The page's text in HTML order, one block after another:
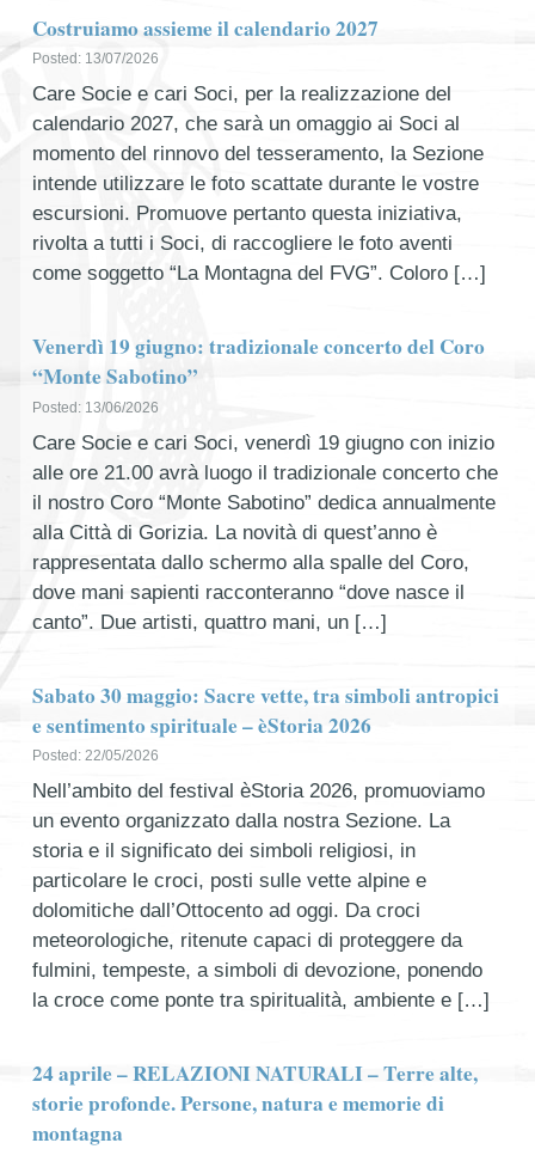
Costruiamo assieme il calendario 2027
Posted: 13/07/2026
Care Socie e cari Soci, per la realizzazione del
calendario 2027, che sarà un omaggio ai Soci al
momento del rinnovo del tesseramento, la Sezione
intende utilizzare le foto scattate durante le vostre
escursioni. Promuove pertanto questa iniziativa,
rivolta a tutti i Soci, di raccogliere le foto aventi
come soggetto “La Montagna del FVG”. Coloro […]
Venerdì 19 giugno: tradizionale concerto del Coro
“Monte Sabotino”
Posted: 13/06/2026
Care Socie e cari Soci, venerdì 19 giugno con inizio
alle ore 21.00 avrà luogo il tradizionale concerto che
il nostro Coro “Monte Sabotino” dedica annualmente
alla Città di Gorizia. La novità di quest’anno è
rappresentata dallo schermo alla spalle del Coro,
dove mani sapienti racconteranno “dove nasce il
canto”. Due artisti, quattro mani, un […]
Sabato 30 maggio: Sacre vette, tra simboli antropici
e sentimento spirituale – èStoria 2026
Posted: 22/05/2026
Nell’ambito del festival èStoria 2026, promuoviamo
un evento organizzato dalla nostra Sezione. La
storia e il significato dei simboli religiosi, in
particolare le croci, posti sulle vette alpine e
dolomitiche dall’Ottocento ad oggi. Da croci
meteorologiche, ritenute capaci di proteggere da
fulmini, tempeste, a simboli di devozione, ponendo
la croce come ponte tra spiritualità, ambiente e […]
24 aprile – RELAZIONI NATURALI – Terre alte,
storie profonde. Persone, natura e memorie di
montagna